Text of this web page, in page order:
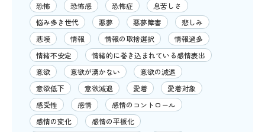
恐怖
恐怖感 恐怖症
息苦しさ
悩み多き世代
悪夢 悪夢障害
悲しみ
悲嘆
情報 情報の取捨選択
情報過多
情緒不安定
情緒的に巻き込まれている感情表出
意欲
意欲が湧かない
意欲の減退
意欲低下
意欲減退 愛着
愛着対象
感受性
感情
感情のコントロール
感情の変化
感情の平板化